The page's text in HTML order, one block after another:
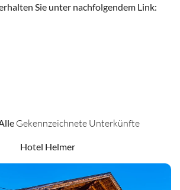
Sie unter nachfolgendem Link:
Gekennzeichnete Unterkünfte
Hotel Helmer